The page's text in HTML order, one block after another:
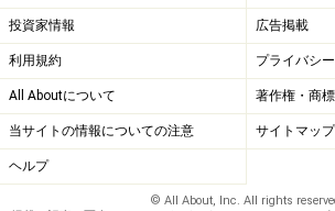
するのが◎。
デニムパンツとロングブーツをブラッ
で、縦ラインが強調されて、脚が長く
グです。髪もアップにすることで、す
ています。
投資家情報 広告掲載
利用規約 プライバシ
All Aboutについて 著作権・商
当サイトの情報についての注意 サイトマップ
ヘルプ
© All About, Inc. All rights